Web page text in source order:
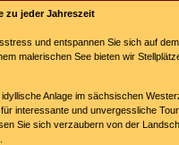
zu jeder Jahreszeit
und entspannen Sie sich auf
malerischen See bieten wir
Anlage im sächsischen
interessante und unvergessliche
Sie sich verzaubern von der